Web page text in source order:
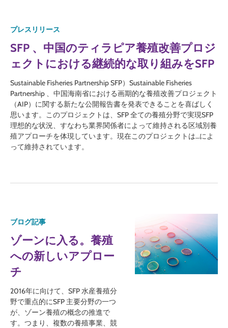
プレスリリース
SFP 、中国のティラピア養殖改善プロジ
ェクトにおける継続的な取り組みをSFP
Sustainable Fisheries Partnership SFP）Sustainable Fisheries
Partnership 、中国海南省における画期的な養殖改善プロジェクト
（AIP）に関する新たな公開報告書を発表できることを喜ばしく
思います。このプロジェクトは、SFP 全ての養殖分野で実現SFP
理想的な状況、すなわち業界関係者によって維持される区域別養
殖アプローチを体現しています。現在このプロジェクトは…によ
って維持されています。
ブログ記事
ゾーンに入る。養殖
への新しいアプロー
チ
2016年に向けて、SFP 水産養殖分
野で重点的にSFP 主要分野の一つ
が、ゾーン養殖の概念の推進で
す。つまり、複数の養殖事業、競